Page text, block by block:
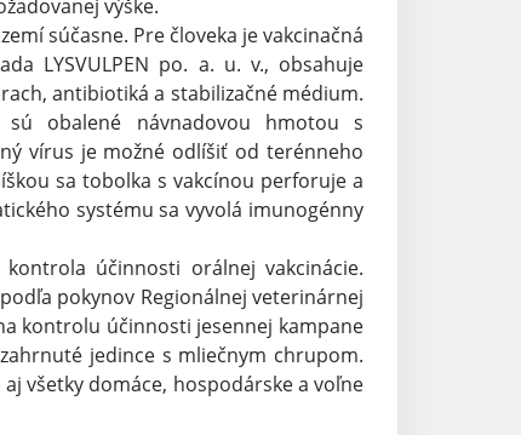
výške.
súčasne. Pre človeka je vakcinačná
LYSVULPEN po. a. u. v., obsahuje
antibiotiká a stabilizačné médium.
obalené návnadovou hmotou s
vírus je možné odlíšiť od terénneho
sa tobolka s vakcínou perforuje a
systému sa vyvolá imunogénny
účinnosti orálnej vakcinácie.
pokynov Regionálnej veterinárnej
kontrolu účinnosti jesennej kampane
jedince s mliečnym chrupom.
všetky domáce, hospodárske a voľne